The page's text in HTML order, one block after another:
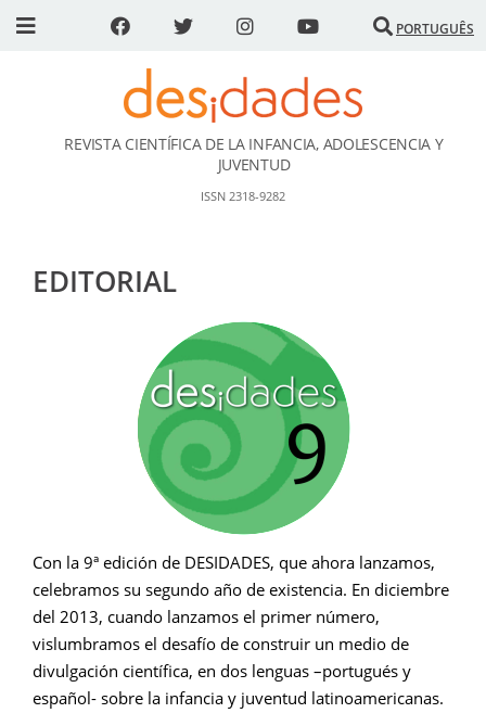
PORTUGUÊS
DESidades
REVISTA CIENTÍFICA DE LA INFANCIA, ADOLESCENCIA Y
JUVENTUD
ISSN 2318-9282
EDITORIAL
Con la 9ª edición de DESIDADES, que ahora lanzamos,
celebramos su segundo año de existencia. En diciembre
del 2013, cuando lanzamos el primer número,
vislumbramos el desafío de construir un medio de
divulgación científica, en dos lenguas –portugués y
español- sobre la infancia y juventud latinoamericanas.